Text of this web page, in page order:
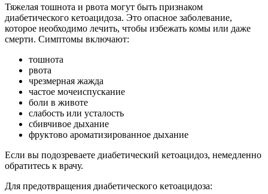
Тяжелая тошнота и рвота могут быть признаком
диабетического кетоацидоза. Это опасное заболевание,
которое необходимо лечить, чтобы избежать комы или даже
смерти. Симптомы включают:
тошнота
рвота
чрезмерная жажда
частое мочеиспускание
боли в животе
слабость или усталость
сбивчивое дыхание
фруктово ароматизированное дыхание
Если вы подозреваете диабетический кетоацидоз, немедленно
обратитесь к врачу.
Для предотвращения диабетического кетоацидоза: